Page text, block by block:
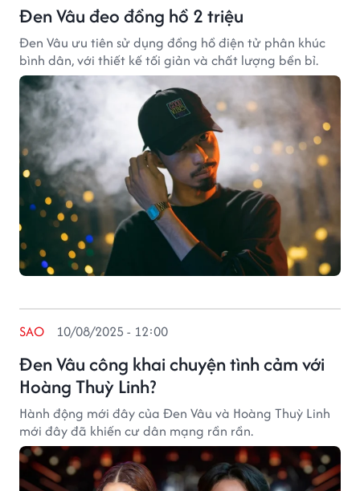
Đen Vâu đeo đồng hồ 2 triệu
Đen Vâu ưu tiên sử dụng đồng hồ điện tử phân khúc
bình dân, với thiết kế tối giản và chất lượng bền bỉ.
Đen Vâu công khai chuyện tình cảm với
Hoàng Thuỳ Linh?
SAO 10/08/2025 - 12:00
Hành động mới đây của Đen Vâu và Hoàng Thuỳ Linh
mới đây đã khiến cư dân mạng rần rần.